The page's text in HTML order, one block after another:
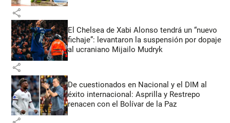
share
El Chelsea de Xabi Alonso tendrá un “nuevo
fichaje”: levantaron la suspensión por dopaje
al ucraniano Mijailo Mudryk
share
De cuestionados en Nacional y el DIM al
éxito internacional: Asprilla y Restrepo
renacen con el Bolívar de la Paz